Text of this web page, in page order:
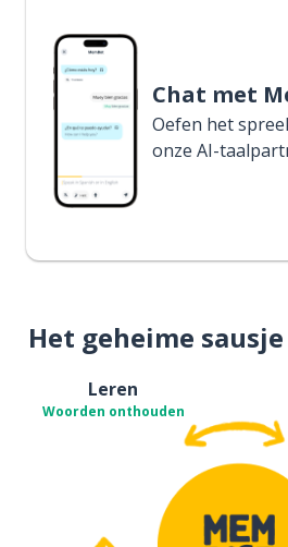
Chat met
Oefen het
onze AI-
Het geheime
Leren
Woorden onthouden